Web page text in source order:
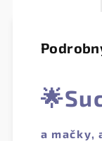
🌟
a mačky,